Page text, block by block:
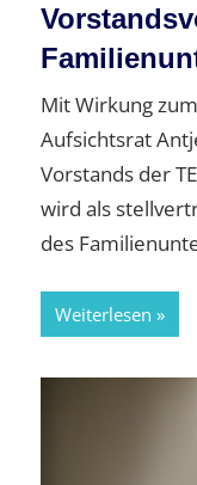
Mit Wirkung
Aufsichtsrat
Vorstands der
wird als
des
Weiterlesen